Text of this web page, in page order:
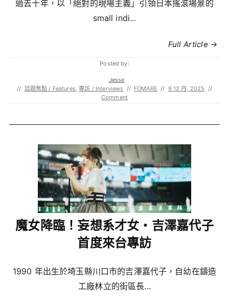
過去十年，以「絕對的現場主義」引領日本搖滾場景的
small indi...
Full Article →
Posted by:
Jesse
// 話題焦點 / Features,專訪 / Interviews // FOMARE // 9 12 月, 2025 //
Comment
魔女降臨！妄想系才女・吉澤嘉代子
首度來台專訪
1990 年出生於埼玉縣川口市的吉澤嘉代子，自幼在鑄造
工廠林立的街區長...